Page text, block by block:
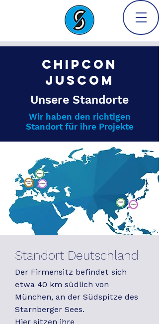
Chipcon
Juscom
Unsere Standorte
Wir haben den richtigen
Standort für ihre Projekte
Standort Deutschland
Der Firmensitz befindet sich
etwa 40 km südlich von
München, an der Südspitze des
Starnberger Sees.
Hier sitzen ihre